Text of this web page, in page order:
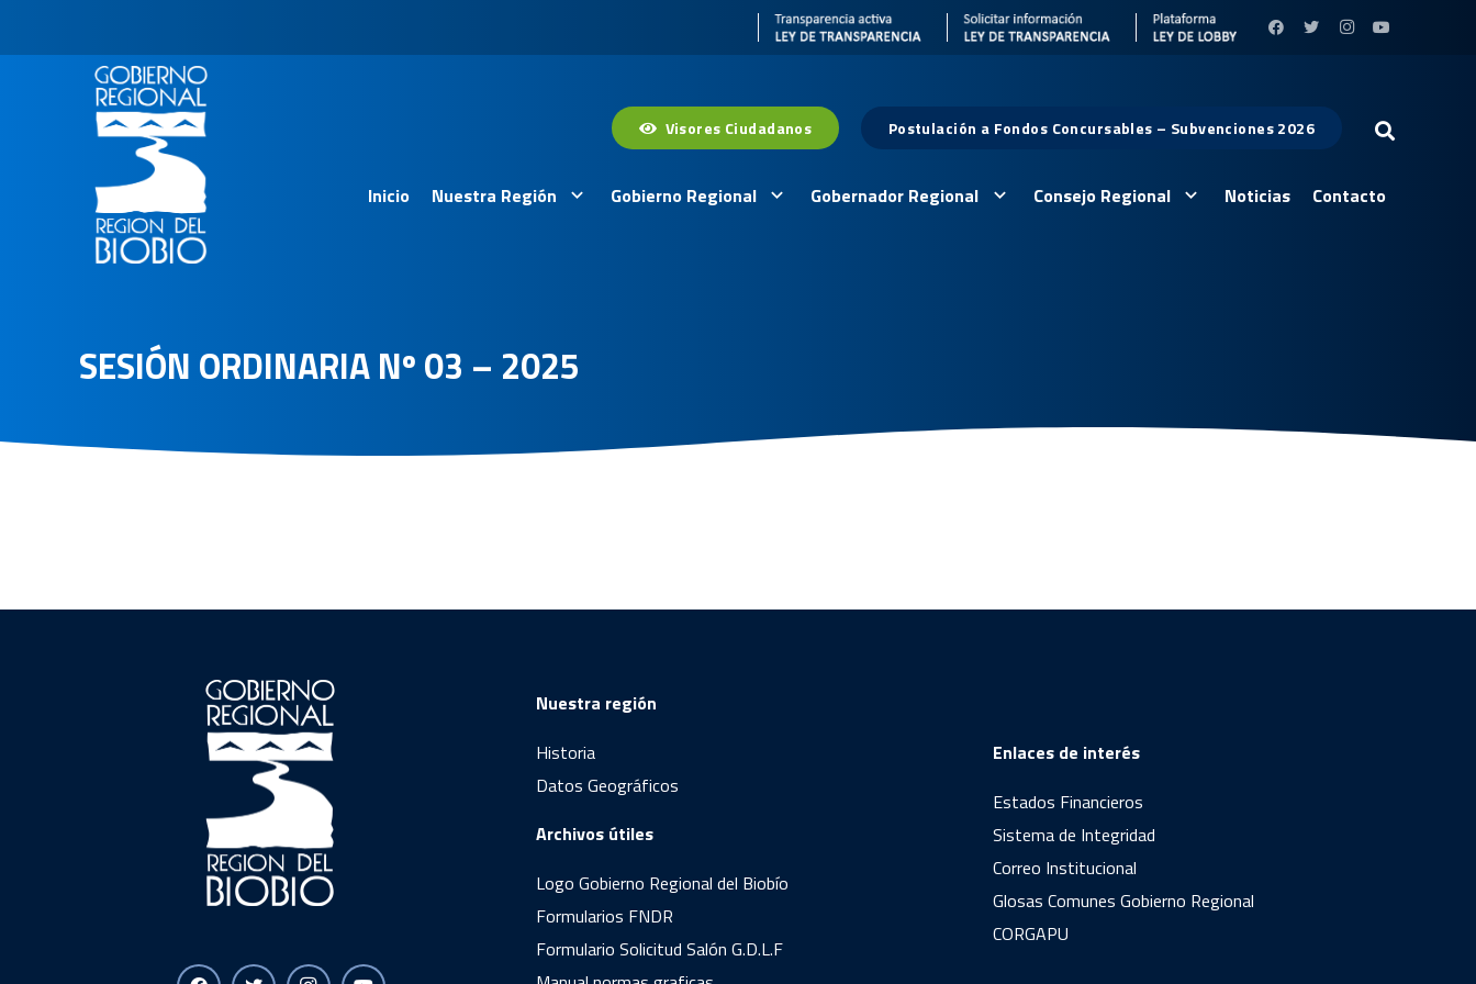
Visores Ciudadanos Postulación a Fondos Concursables – Subvenciones 2026
Inicio Nuestra Región Gobierno Regional Gobernador Regional Consejo Regional Noticias Contacto
SESIÓN ORDINARIA Nº 03 – 2025
Nuestra región
Historia
Datos Geográficos
Archivos útiles
Logo Gobierno Regional del Biobío
Formularios FNDR
Formulario Solicitud Salón G.D.L.F
Enlaces de interés
Estados Financieros
Sistema de Integridad
Correo Institucional
Glosas Comunes Gobierno Regional
CORGAPU